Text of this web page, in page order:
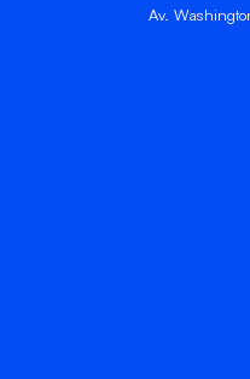
Av.